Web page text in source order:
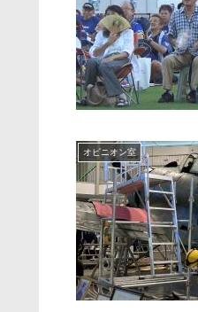
オピニオン室